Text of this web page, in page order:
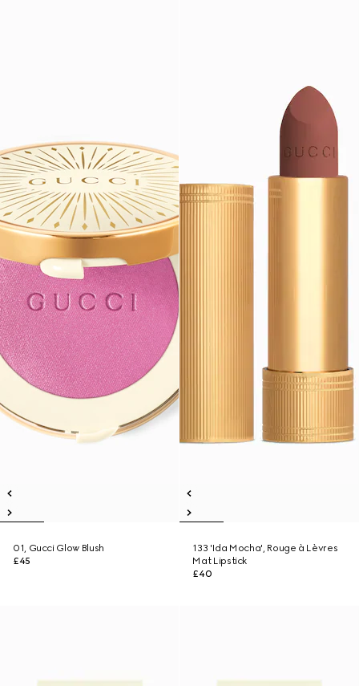
01, Gucci Glow Blush
£45
133 'Ida Mocha', Rouge à Lèvres
Mat Lipstick
£40